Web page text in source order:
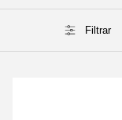
Filtrar